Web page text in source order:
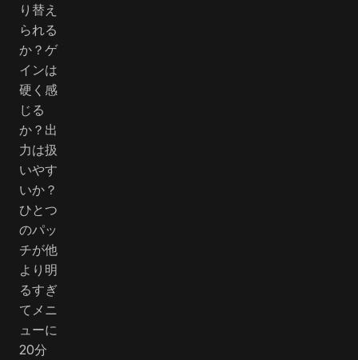
り替え
られる
か？ゲ
インは
硬く感
じる
か？出
力は扱
いやす
いか？
ひとつ
のパッ
チが他
より明
るすぎ
てメニ
ューに
20分